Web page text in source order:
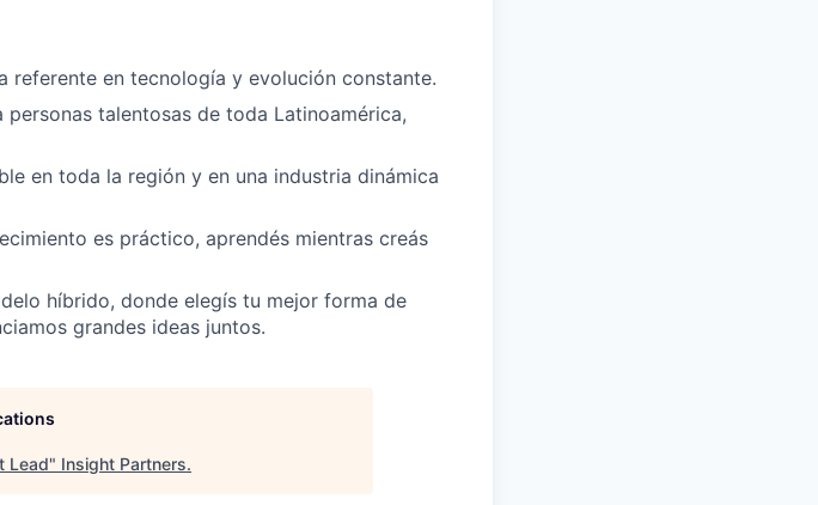
referente en tecnología y evolución constante.
personas talentosas de toda Latinoamérica,
en toda la región y en una industria dinámica
es práctico, aprendés mientras creás
híbrido, donde elegís tu mejor forma de
grandes ideas juntos.
Lead" Insight Partners.